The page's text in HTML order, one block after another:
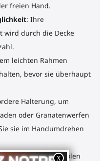
freien Hand.
: Ihre
wird durch die Decke
leichten Rahmen
bevor sie überhaupt
Halterung, um
oder Granatenwerfen
sie im Handumdrehen
für Maschinenpistolen